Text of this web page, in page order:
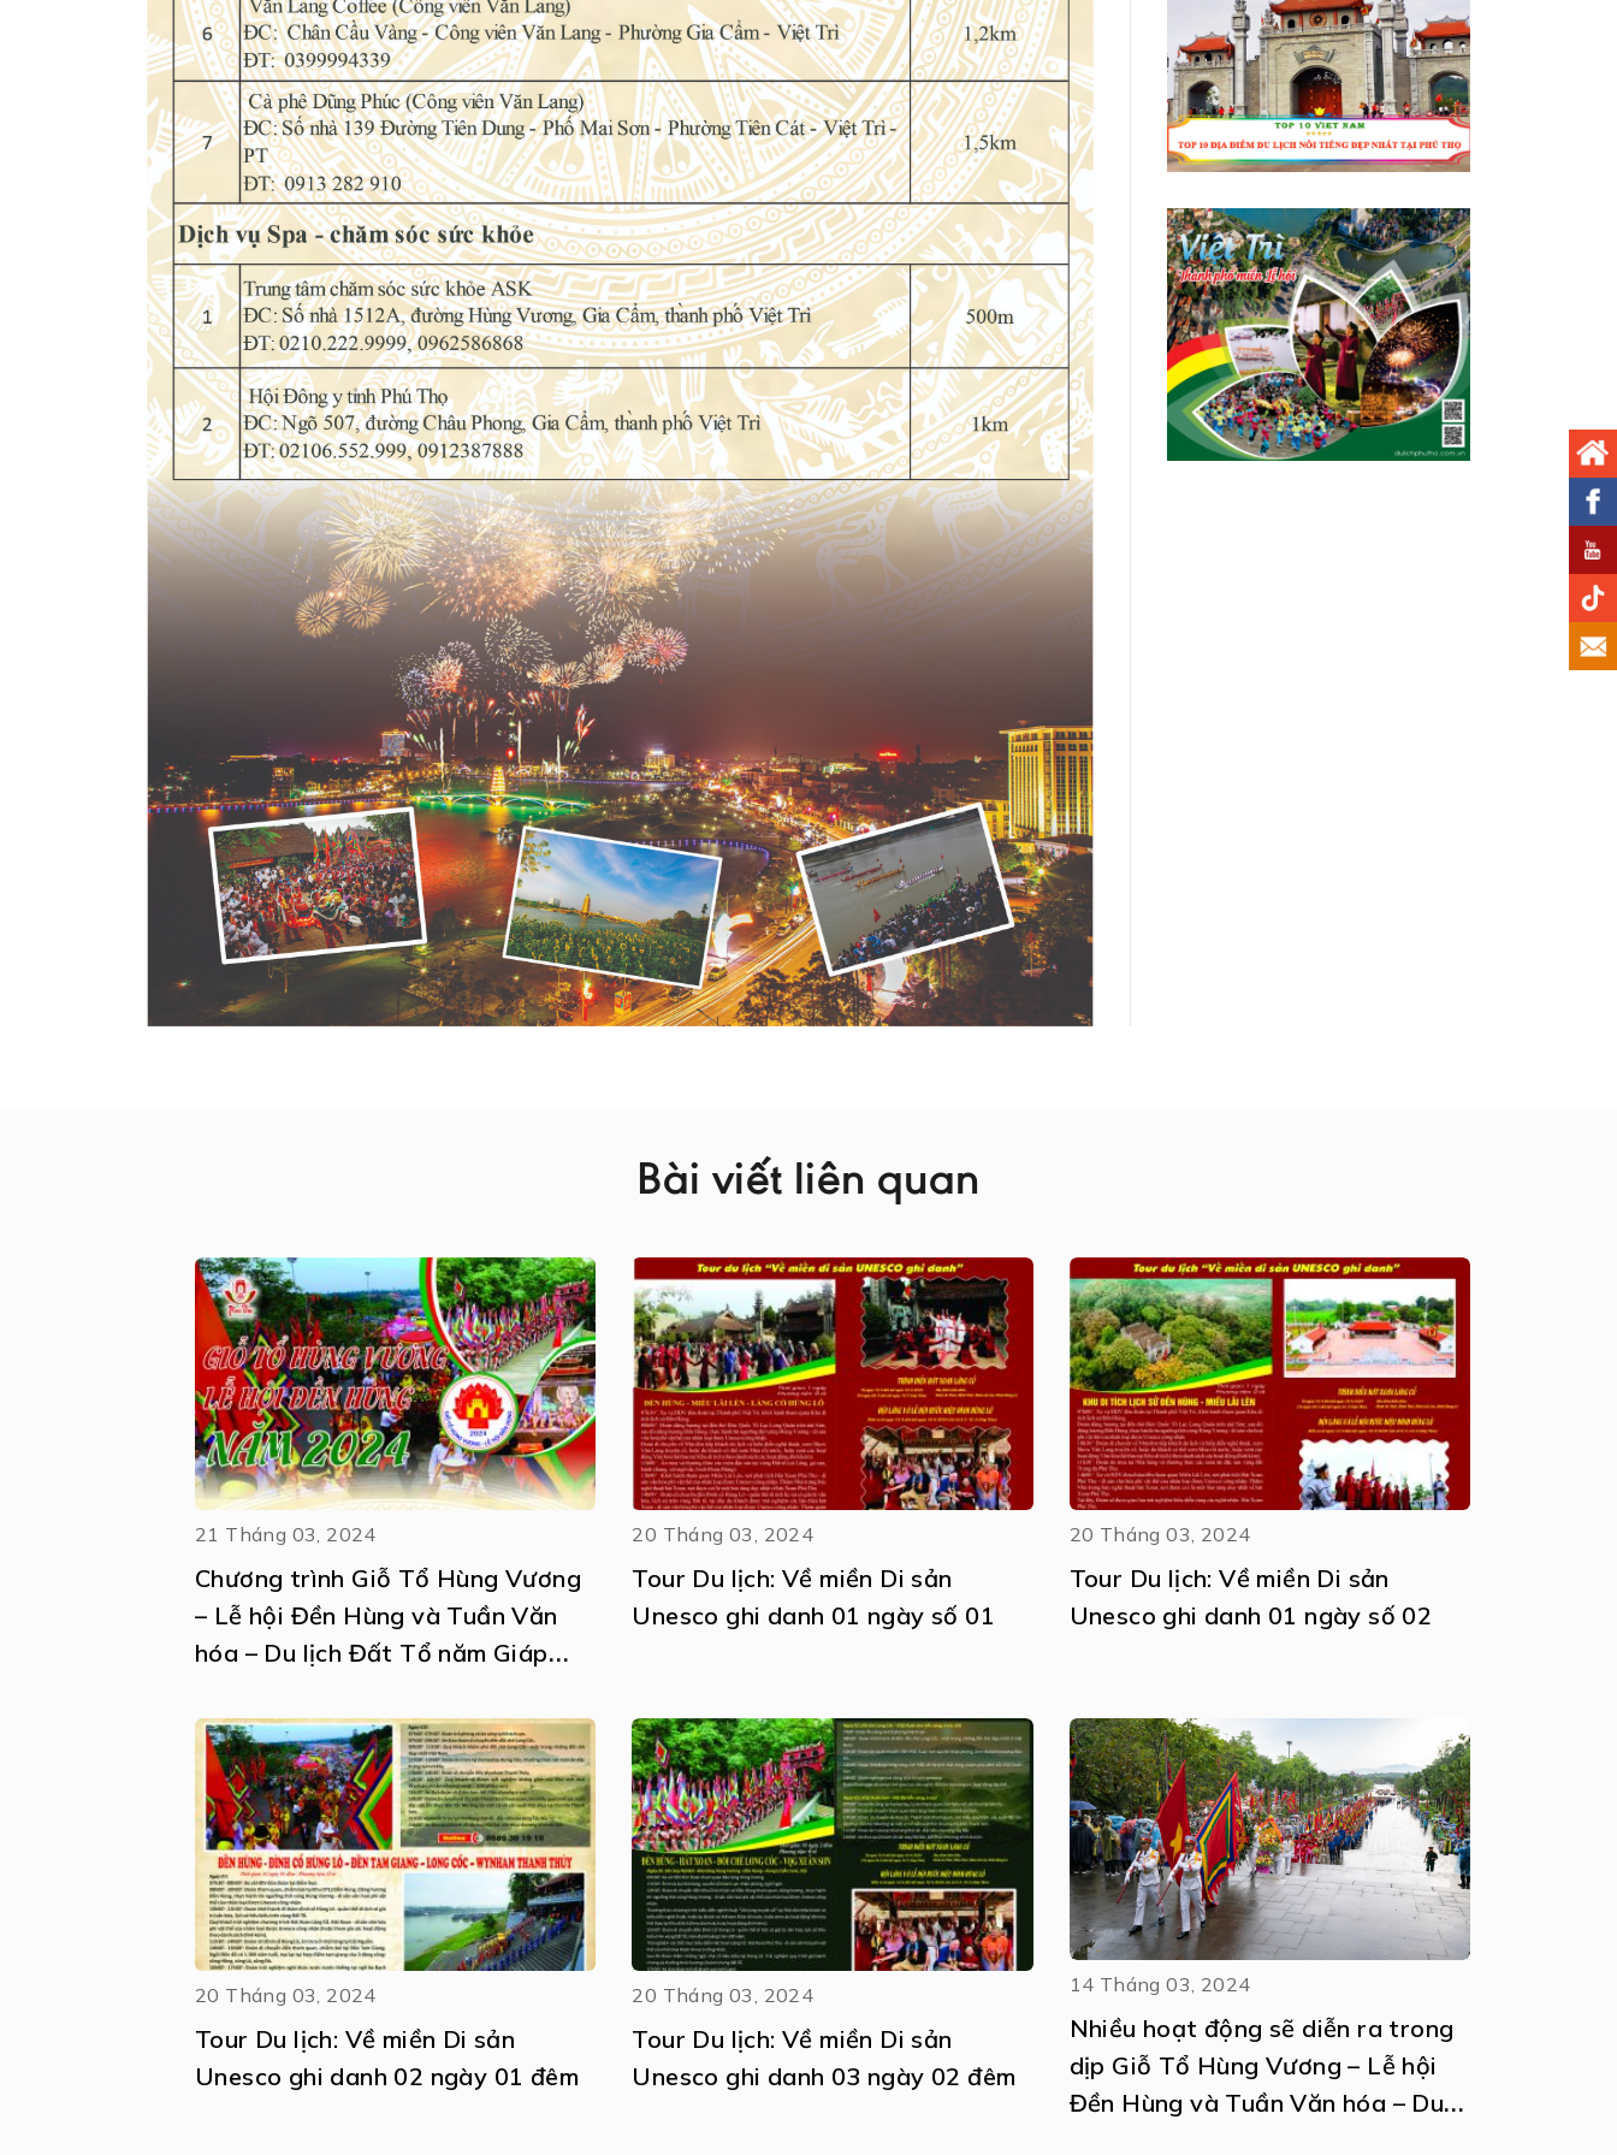
Bài viết liên quan
21 Tháng 03, 2024
Chương trình Giỗ Tổ Hùng Vương
– Lễ hội Đền Hùng và Tuần Văn
hóa – Du lịch Đất Tổ năm Giáp
20 Tháng 03, 2024
Tour Du lịch: Về miền Di sản
Unesco ghi danh 01 ngày số 01
20 Tháng 03, 2024
Tour Du lịch: Về miền Di sản
Unesco ghi danh 01 ngày số 02
20 Tháng 03, 2024
Tour Du lịch: Về miền Di sản
Unesco ghi danh 02 ngày 01 đêm
20 Tháng 03, 2024
Tour Du lịch: Về miền Di sản
Unesco ghi danh 03 ngày 02 đêm
14 Tháng 03, 2024
Nhiều hoạt động sẽ diễn ra trong
dịp Giỗ Tổ Hùng Vương – Lễ hội
Đền Hùng và Tuần Văn hóa – Du